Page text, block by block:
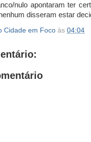
nulo apontaram ter
disseram estar
Cidade em Foco às 04:04